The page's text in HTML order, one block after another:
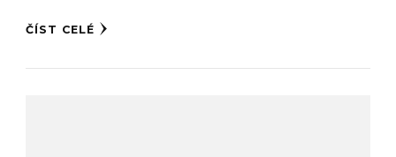
ČÍST CELÉ